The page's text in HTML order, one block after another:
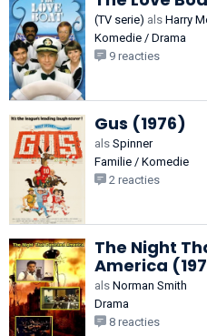
(TV serie) als Harry
Komedie / Drama
9 reacties
Gus (1976)
als Spinner
Familie / Komedie
2 reacties
The Night
America
als Norman Smith
Drama
8 reacties